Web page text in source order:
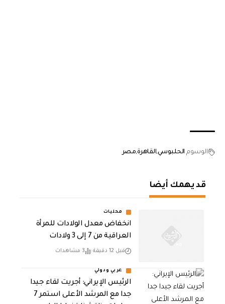
الوسوم الحلبوسيالقاهرةمصر
قد يهمك أيضا
محليات
انخفاض معدل الولادات للمرأة
العراقية من 7 إلى 3 ولادات
قبل 12 دقيقة 3 مشاهدات
عربي ودولي
الرئيس الإيراني: أجريت لقاء جيدا
جدا مع المرشد الأعلى استمر 7